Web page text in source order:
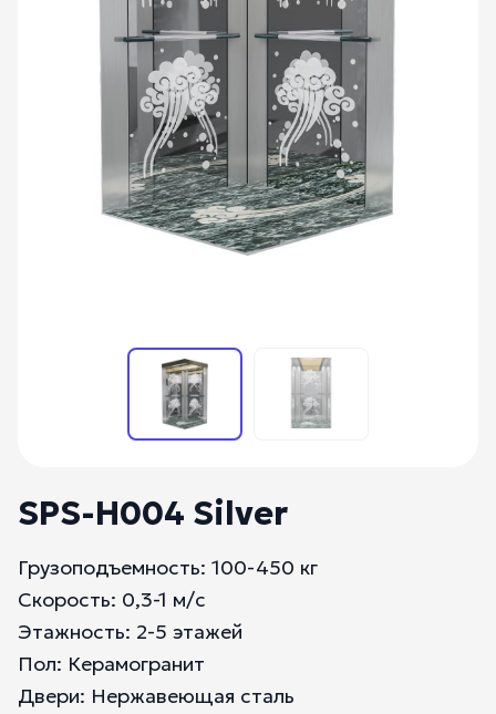
SPS-H004 Silver
Грузоподъемность: 100-450 кг
Скорость: 0,3-1 м/с
Этажность: 2-5 этажей
Пол: Керамогранит
Двери: Нержавеющая сталь